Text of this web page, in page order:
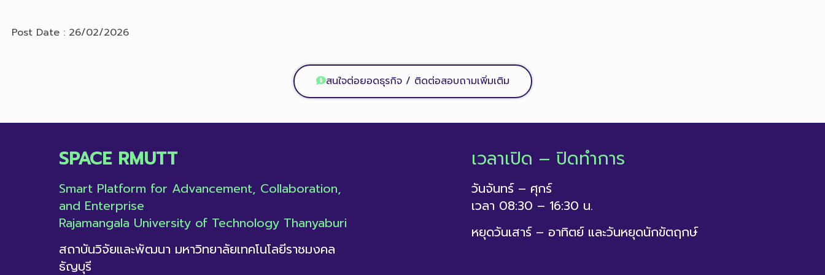
Post Date : 26/02/2026
สนใจต่อยอดธุรกิจ / ติดต่อสอบถามเพิ่มเติม
SPACE RMUTT
Smart Platform for Advancement, Collaboration,
and Enterprise
Rajamangala University of Technology Thanyaburi
สถาบันวิจัยและพัฒนา มหาวิทยาลัยเทคโนโลยีราชมงคล
ธัญบุรี
เวลาเปิด – ปิดทำการ
วันจันทร์ – ศุกร์
เวลา 08:30 – 16:30 น.
หยุดวันเสาร์ – อาทิตย์ และวันหยุดนักขัตฤกษ์